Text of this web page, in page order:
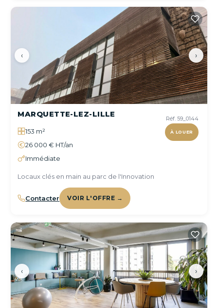
‹ ›
Réf. 59_0144
À LOUER
MARQUETTE-LEZ-LILLE
153 m²
26 000 € HT/an
Immédiate
Locaux clés en main au parc de l'Innovation
Contacter VOIR L'OFFRE →
‹ ›